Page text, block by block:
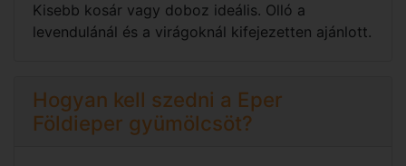
Kisebb kosár vagy doboz ideális. Olló a
levendulánál és a virágoknál kifejezetten ajánlott.
Hogyan kell szedni a Eper
Földieper gyümölcsöt?